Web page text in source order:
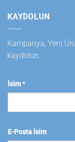
KAYDOLUN
Kampanya, Yeni
kaydolun.
İsim*
E-Posta İsim